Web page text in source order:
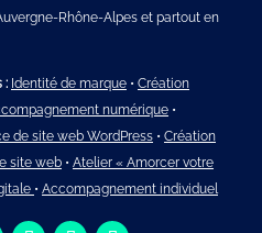
Rhône-Alpes et partout en
: Identité de marque • Création
numérique •
de site web WordPress • Création
site web • Atelier « Amorcer votre
• Accompagnement individuel